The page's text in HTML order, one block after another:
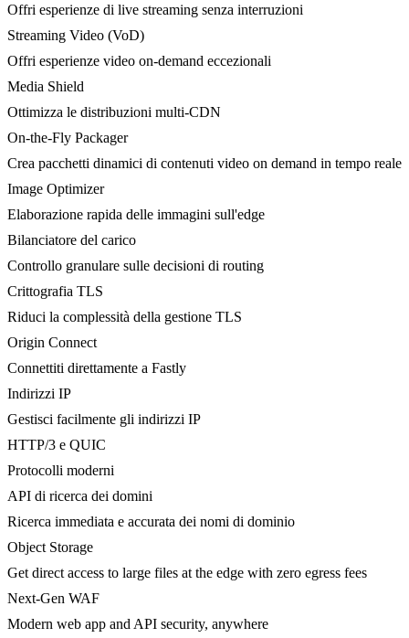
Offri esperienze di live streaming senza interruzioni
Streaming Video (VoD)
Offri esperienze video on-demand eccezionali
Media Shield
Ottimizza le distribuzioni multi-CDN
On-the-Fly Packager
Crea pacchetti dinamici di contenuti video on demand in tempo reale
Image Optimizer
Elaborazione rapida delle immagini sull'edge
Bilanciatore del carico
Controllo granulare sulle decisioni di routing
Crittografia TLS
Riduci la complessità della gestione TLS
Origin Connect
Connettiti direttamente a Fastly
Indirizzi IP
Gestisci facilmente gli indirizzi IP
HTTP/3 e QUIC
Protocolli moderni
API di ricerca dei domini
Ricerca immediata e accurata dei nomi di dominio
Object Storage
Get direct access to large files at the edge with zero egress fees
Next-Gen WAF
Modern web app and API security, anywhere